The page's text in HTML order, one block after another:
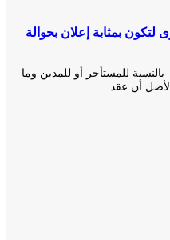
بمثابة إعلان بحوالة
للمستأجر أو للمدين وما
أن عقد…